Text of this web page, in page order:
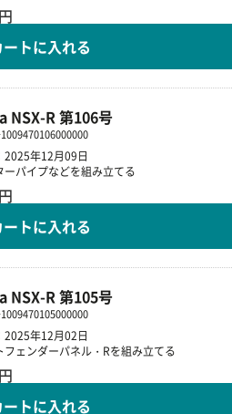
ートに入れる
NSX-R 第106号
1009470106000000
2025年12月09日
ーパイプなどを組み立てる
ートに入れる
NSX-R 第105号
1009470105000000
2025年12月02日
フェンダーパネル・Rを組み立てる
ートに入れる